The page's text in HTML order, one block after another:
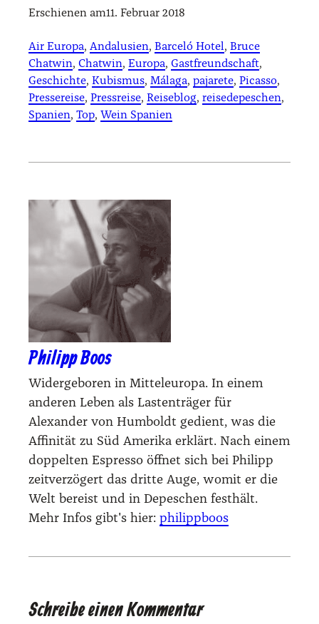
Erschienen am11. Februar 2018
Air Europa, Andalusien, Barceló Hotel , Bruce
Chatwin, Chatwin, Europa, Gastfreundschaft
Geschichte, Kubismus, Málaga, pajarete, Picasso
Pressereise, Pressreise, Reiseblog, reisedepeschen
Spanien, Top, Wein Spanien
Philipp Boos
Widergeboren in Mitteleuropa. In einem
anderen Leben als Lastenträger für
Alexander von Humboldt gedient, was die
Affinität zu Süd Amerika erklärt. Nach einem
doppelten Espresso öffnet sich bei Philipp
zeitverzögert das dritte Auge, womit er die
Welt bereist und in Depeschen festhält.
Mehr Infos gibt's hier: philippboos
Schreibe einen Kommentar